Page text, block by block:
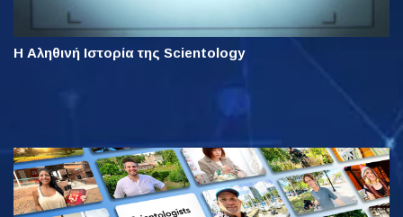
Η Αληθινή Ιστορία της Scientology